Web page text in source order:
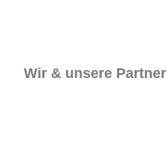
Wir & unsere Partner